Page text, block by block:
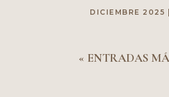
DICIEMBRE 2025
« ENTRADAS